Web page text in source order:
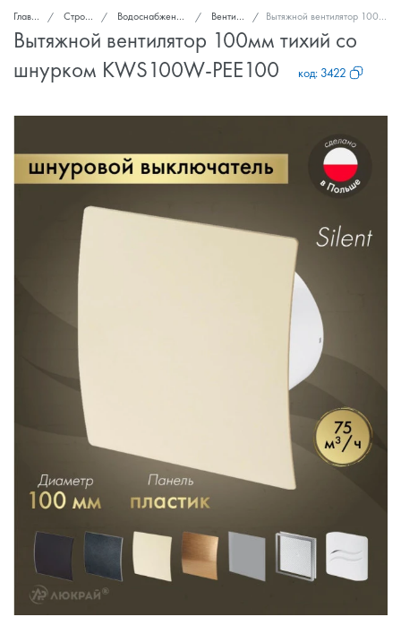
Главная Стройка и ремонт Водоснабжение, канализация, вентиляция Вентиляторы вытяжные Вытяжной вентилятор 100мм тихий со шнурком KWS100W-PEE100
Вытяжной вентилятор 100мм тихий со
шнурком KWS100W-PEE100
код: 3422